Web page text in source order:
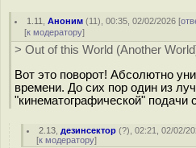
1.11 ,Аноним (11), 00:35, 02/02/2026 [
[к модератору]
> Out of this World (Another
Вот это поворот! Абсолютно
времени. До сих пор один из
"кинематографической" подачи
2.13 дезинсектор (?), 02:21, 02/02/
[к модератору]